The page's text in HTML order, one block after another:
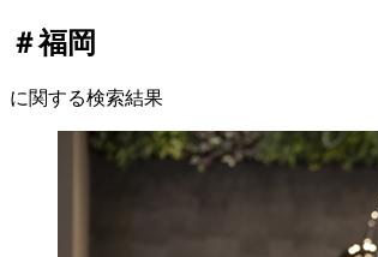
＃福岡
に関する検索結果